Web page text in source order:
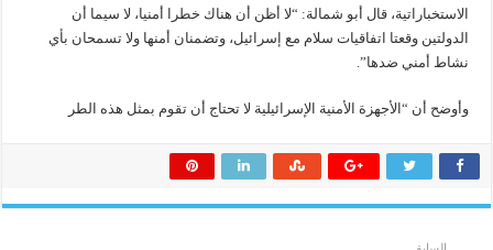
الاستخباراتية، قال أبو شمالة: “لا أظن أن هناك خطرا أمنيا، لا سيما أن
الدولتين وقعتا اتفاقيات سلام مع إسرائيل، وتضمنان أمنها ولا تسمحان بأي
نشاط أمني ضدها”.
وأوضح أن “الأجهزة الأمنية الإسرائيلية لا تحتاج أن تقوم بمثل هذه الطر